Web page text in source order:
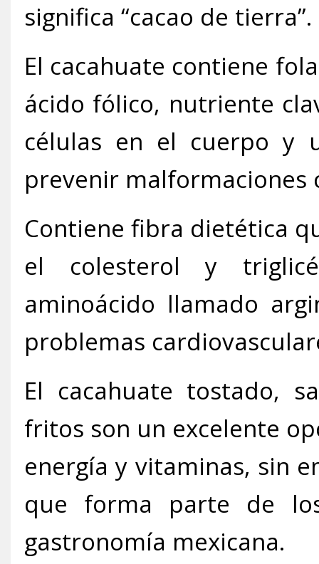
significa “cacao de tierra”.
El cacahuate contiene
ácido fólico, nutriente
células en el cuerpo y
prevenir malformaciones
Contiene fibra dietética
el colesterol y
aminoácido llamado
problemas
El cacahuate tostado,
fritos son un excelente
energía y vitaminas, sin
que forma parte de
gastronomía mexicana.